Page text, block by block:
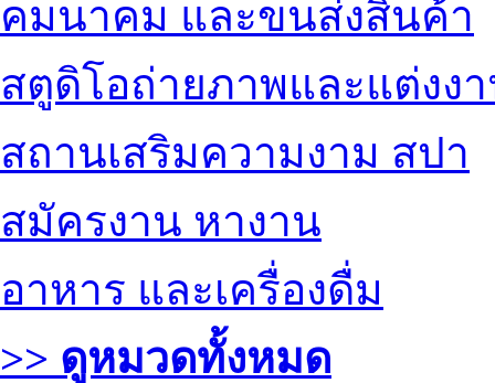
คมนาคม และขนส่งสินค้า
สตูดิโอถ่ายภาพและแต่งง
สถานเสริมความงาม สปา
สมัครงาน หางาน
อาหาร และเครื่องดื่ม
>> ดูหมวดทั้งหมด